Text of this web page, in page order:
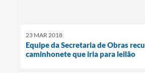
23 MAR 2018
Equipe da Secretaria de Obras
caminhonete que iria para leilão